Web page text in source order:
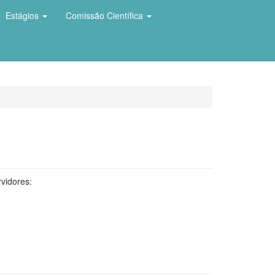
Estágios Comissão Científica